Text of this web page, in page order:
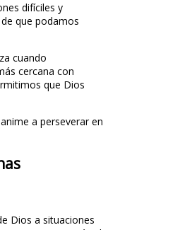
difíciles y
que podamos
cuando
cercana con
que Dios
a perseverar en
Dios a situaciones